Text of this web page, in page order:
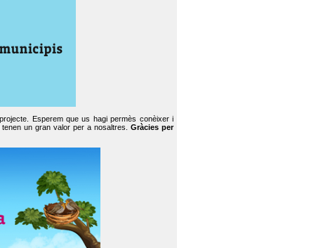
Esperem que us hagi permès conèixer i
un gran valor per a nosaltres. Gràcies per